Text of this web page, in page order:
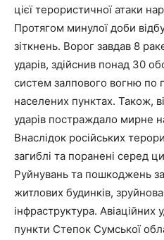
цієї терористичної атаки
Протягом минулої доби
зіткнень. Ворог завдав 8
ударів, здійснив понад 30
систем залпового вогню по
населених пунктах. Також,
ударів постраждало мирне
Внаслідок російських
загиблі та поранені серед
Руйнувань та пошкоджень
житлових будинків,
інфраструктура. Авіаційних
пункти Степок Сумської